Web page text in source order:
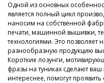
Одной из основных
является полный цикл
наносим на собственной
печати, машинной вышивки,
технологиями. Это позволяет
разнообразную продукцию
Короткие лозунги,
фразы на туниках сделают
интереснее, помогут проявить